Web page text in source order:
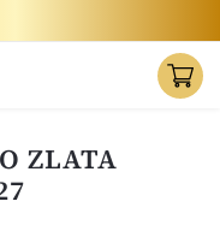
ZLATA